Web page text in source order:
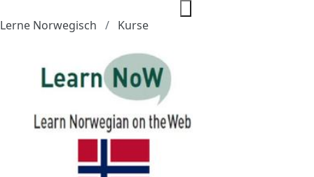
Lerne Norwegisch Kurse